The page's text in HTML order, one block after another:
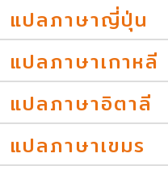
แปลภาษาญี่ปุ่น
แปลภาษาเกาหลี
แปลภาษาอิตาลี
แปลภาษาเขมร